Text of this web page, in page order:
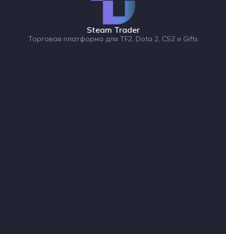
Steam Trader
Торговая платформа для TF2, Dota 2, CS2 и Gifts